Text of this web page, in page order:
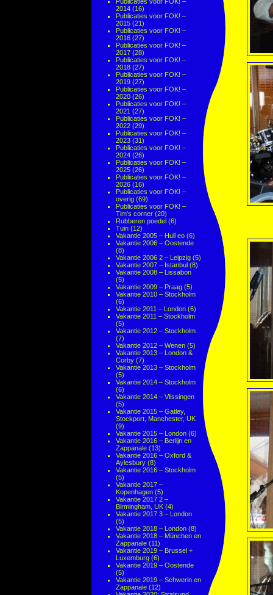
2014 (16)
Publicaties voor FOK! –
2015 (21)
Publicaties voor FOK! –
2016 (27)
Publicaties voor FOK! –
2017 (28)
Publicaties voor FOK! –
2018 (27)
Publicaties voor FOK! –
2019 (27)
Publicaties voor FOK! –
2020 (26)
Publicaties voor FOK! –
2021 (27)
Publicaties voor FOK! –
2022 (29)
Publicaties voor FOK! –
2023 (31)
Publicaties voor FOK! –
2024 (26)
Publicaties voor FOK! –
2025 (26)
Publicaties voor FOK! –
2026 (16)
Publicaties voor FOK! –
overig (69)
Publicaties voor FOK! –
Tim's corner (20)
Rubberen poedel (6)
Tuin (12)
Vakantie 2005 – Hull eo (6)
Vakantie 2006 – Oostende
(8)
Vakantie 2006 2 – Leipzig (5)
Vakantie 2007 – Istanbul (8)
Vakantie 2008 – Lissabon
(5)
Vakantie 2009 – Praag (5)
Vakantie 2010 – Stockholm
(6)
Vakantie 2011 – London (6)
Vakantie 2011 – Stockholm
(5)
Vakantie 2012 – Stockholm
(7)
Vakantie 2012 – Wenen (5)
Vakantie 2013 – London &
Corby (7)
Vakantie 2013 – Stockholm
(5)
Vakantie 2014 – Stockholm
(6)
Vakantie 2014 – Vlissingen
(5)
Vakantie 2015 – Gatley,
Stockport, Manchester, UK
(9)
Vakantie 2015 – London (6)
Vakantie 2016 – Berlijn en
Zappanale (13)
Vakantie 2016 – Oxford &
Aylesbury (8)
Vakantie 2016 – Stockholm
(5)
Vakantie 2017 –
Kopenhagen (5)
Vakantie 2017 2 –
Birmingham, UK (4)
Vakantie 2017 3 – London
(5)
Vakantie 2018 – London (8)
Vakantie 2018 – München en
Zappanale (11)
Vakantie 2019 – Brussel +
Luxemburg (6)
Vakantie 2019 – Oostende
(5)
Vakantie 2019 – Schwerin en
Zappanale (12)